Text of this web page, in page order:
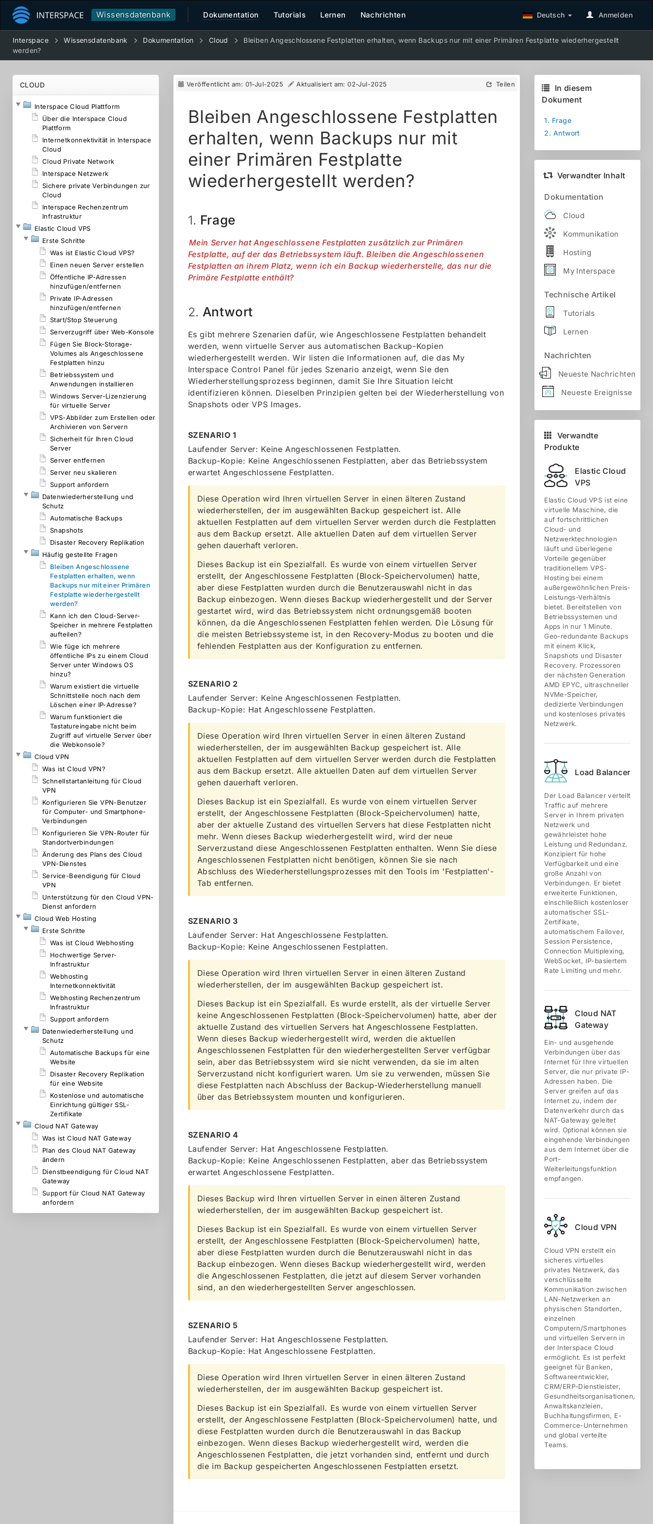
Wissensdatenbank Dokumentation Tutorials Lernen Nachrichten Deutsch Anmelden
Interspace Wissensdatenbank Dokumentation Cloud
Bleiben Angeschlossene Festplatten erhalten, wenn Backups nur mit einer Primären Festplatte wiederhergestellt
werden?
CLOUD
Interspace Cloud Plattform
Über die Interspace Cloud
Plattform
Internetkonnektivität in Interspace
Cloud
Cloud Private Network
Interspace Netzwerk
Sichere private Verbindungen zur
Cloud
Interspace Rechenzentrum
Infrastruktur
Elastic Cloud VPS
Erste Schritte
Was ist Elastic Cloud VPS?
Einen neuen Server erstellen
Öffentliche IP-Adressen
hinzufügen/entfernen
Private IP-Adressen
hinzufügen/entfernen
Start/Stop Steuerung
Serverzugriff über Web-Konsole
Fügen Sie Block-Storage-
Volumes als Angeschlossene
Festplatten hinzu
Betriebssystem und
Anwendungen installieren
Windows Server-Lizenzierung
für virtuelle Server
VPS-Abbilder zum Erstellen oder
Archivieren von Servern
Sicherheit für Ihren Cloud
Server
Server entfernen
Server neu skalieren
Support anfordern
Datenwiederherstellung und
Schutz
Automatische Backups
Snapshots
Disaster Recovery Replikation
Häufig gestellte Fragen
Bleiben Angeschlossene
Festplatten erhalten, wenn
Backups nur mit einer Primären
Festplatte wiederhergestellt
werden?
Kann ich den Cloud-Server-
Speicher in mehrere Festplatten
aufteilen?
Wie füge ich mehrere
öffentliche IPs zu einem Cloud
Server unter Windows OS
hinzu?
Warum existiert die virtuelle
Schnittstelle noch nach dem
Löschen einer IP-Adresse?
Warum funktioniert die
Tastatureingabe nicht beim
Zugriff auf virtuelle Server über
die Webkonsole?
Cloud VPN
Was ist Cloud VPN?
Schnellstartanleitung für Cloud
VPN
Konfigurieren Sie VPN-Benutzer
für Computer- und Smartphone-
Verbindungen
Konfigurieren Sie VPN-Router für
Standortverbindungen
Änderung des Plans des Cloud
VPN-Dienstes
Service-Beendigung für Cloud
VPN
Unterstützung für den Cloud VPN-
Dienst anfordern
Cloud Web Hosting
Erste Schritte
Was ist Cloud Webhosting
Hochwertige Server-
Infrastruktur
Webhosting
Internetkonnektivität
Webhosting Rechenzentrum
Infrastruktur
Support anfordern
Datenwiederherstellung und
Schutz
Automatische Backups für eine
Website
Disaster Recovery Replikation
für eine Website
Kostenlose und automatische
Einrichtung gültiger SSL-
Zertifikate
Cloud NAT Gateway
Was ist Cloud NAT Gateway
Plan des Cloud NAT Gateway
ändern
Dienstbeendigung für Cloud NAT
Gateway
Support für Cloud NAT Gateway
anfordern
Veröffentlicht am: 01-Jul-2025 Aktualisiert am:02-Jul-2025 Teilen
Bleiben Angeschlossene Festplatten
erhalten, wenn Backups nur mit
einer Primären Festplatte
wiederhergestellt werden?
1. Frage
Mein Server hat Angeschlossene Festplatten zusätzlich zur Primären
Festplatte, auf der das Betriebssystem läuft. Bleiben die Angeschlossenen
Festplatten an ihrem Platz, wenn ich ein Backup wiederherstelle, das nur die
Primäre Festplatte enthält?
2. Antwort
Es gibt mehrere Szenarien dafür, wie Angeschlossene Festplatten behandelt
werden, wenn virtuelle Server aus automatischen Backup-Kopien
wiederhergestellt werden. Wir listen die Informationen auf, die das My
Interspace Control Panel für jedes Szenario anzeigt, wenn Sie den
Wiederherstellungsprozess beginnen, damit Sie Ihre Situation leicht
identifizieren können. Dieselben Prinzipien gelten bei der Wiederherstellung von
Snapshots oder VPS Images.
SZENARIO 1
Laufender Server: Keine Angeschlossenen Festplatten.
Backup-Kopie: Keine Angeschlossenen Festplatten, aber das Betriebssystem
erwartet Angeschlossene Festplatten.
Diese Operation wird Ihren virtuellen Server in einen älteren Zustand
wiederherstellen, der im ausgewählten Backup gespeichert ist. Alle
aktuellen Festplatten auf dem virtuellen Server werden durch die Festplatten
aus dem Backup ersetzt. Alle aktuellen Daten auf dem virtuellen Server
gehen dauerhaft verloren.
Dieses Backup ist ein Spezialfall. Es wurde von einem virtuellen Server
erstellt, der Angeschlossene Festplatten (Block-Speichervolumen) hatte,
aber diese Festplatten wurden durch die Benutzerauswahl nicht in das
Backup einbezogen. Wenn dieses Backup wiederhergestellt und der Server
gestartet wird, wird das Betriebssystem nicht ordnungsgemäß booten
können, da die Angeschlossenen Festplatten fehlen werden. Die Lösung für
die meisten Betriebssysteme ist, in den Recovery-Modus zu booten und die
fehlenden Festplatten aus der Konfiguration zu entfernen.
SZENARIO 2
Laufender Server: Keine Angeschlossenen Festplatten.
Backup-Kopie: Hat Angeschlossene Festplatten.
Diese Operation wird Ihren virtuellen Server in einen älteren Zustand
wiederherstellen, der im ausgewählten Backup gespeichert ist. Alle
aktuellen Festplatten auf dem virtuellen Server werden durch die Festplatten
aus dem Backup ersetzt. Alle aktuellen Daten auf dem virtuellen Server
gehen dauerhaft verloren.
Dieses Backup ist ein Spezialfall. Es wurde von einem virtuellen Server
erstellt, der Angeschlossene Festplatten (Block-Speichervolumen) hatte,
aber der aktuelle Zustand des virtuellen Servers hat diese Festplatten nicht
mehr. Wenn dieses Backup wiederhergestellt wird, wird der neue
Serverzustand diese Angeschlossenen Festplatten enthalten. Wenn Sie diese
Angeschlossenen Festplatten nicht benötigen, können Sie sie nach
Abschluss des Wiederherstellungsprozesses mit den Tools im 'Festplatten'-
Tab entfernen.
SZENARIO 3
Laufender Server: Hat Angeschlossene Festplatten.
Backup-Kopie: Keine Angeschlossenen Festplatten.
Diese Operation wird Ihren virtuellen Server in einen älteren Zustand
wiederherstellen, der im ausgewählten Backup gespeichert ist.
Dieses Backup ist ein Spezialfall. Es wurde erstellt, als der virtuelle Server
keine Angeschlossenen Festplatten (Block-Speichervolumen) hatte, aber der
aktuelle Zustand des virtuellen Servers hat Angeschlossene Festplatten.
Wenn dieses Backup wiederhergestellt wird, werden die aktuellen
Angeschlossenen Festplatten für den wiederhergestellten Server verfügbar
sein, aber das Betriebssystem wird sie nicht verwenden, da sie im alten
Serverzustand nicht konfiguriert waren. Um sie zu verwenden, müssen Sie
diese Festplatten nach Abschluss der Backup-Wiederherstellung manuell
über das Betriebssystem mounten und konfigurieren.
SZENARIO 4
Laufender Server: Hat Angeschlossene Festplatten.
Backup-Kopie: Keine Angeschlossenen Festplatten, aber das Betriebssystem
erwartet Angeschlossene Festplatten.
Dieses Backup wird Ihren virtuellen Server in einen älteren Zustand
wiederherstellen, der im ausgewählten Backup gespeichert ist.
Dieses Backup ist ein Spezialfall. Es wurde von einem virtuellen Server
erstellt, der Angeschlossene Festplatten (Block-Speichervolumen) hatte,
aber diese Festplatten wurden durch die Benutzerauswahl nicht in das
Backup einbezogen. Wenn dieses Backup wiederhergestellt wird, werden
die Angeschlossenen Festplatten, die jetzt auf diesem Server vorhanden
sind, an den wiederhergestellten Server angeschlossen.
SZENARIO 5
Laufender Server: Hat Angeschlossene Festplatten.
Backup-Kopie: Hat Angeschlossene Festplatten.
Diese Operation wird Ihren virtuellen Server in einen älteren Zustand
wiederherstellen, der im ausgewählten Backup gespeichert ist.
Dieses Backup ist ein Spezialfall. Es wurde von einem virtuellen Server
erstellt, der Angeschlossene Festplatten (Block-Speichervolumen) hatte, und
diese Festplatten wurden durch die Benutzerauswahl in das Backup
einbezogen. Wenn dieses Backup wiederhergestellt wird, werden die
Angeschlossenen Festplatten, die jetzt vorhanden sind, entfernt und durch
die im Backup gespeicherten Angeschlossenen Festplatten ersetzt.
In diesem
Dokument
1. Frage
2. Antwort
Verwandter Inhalt
Dokumentation
Cloud
Kommunikation
Hosting
My Interspace
Technische Artikel
Tutorials
Lernen
Nachrichten
Neueste Nachrichten
Neueste Ereignisse
Verwandte
Produkte
Elastic Cloud
VPS
Elastic Cloud VPS ist eine
virtuelle Maschine, die
auf fortschrittlichen
Cloud- und
Netzwerktechnologien
läuft und überlegene
Vorteile gegenüber
traditionellem VPS-
Hosting bei einem
außergewöhnlichen Preis-
Leistungs-Verhältnis
bietet. Bereitstellen von
Betriebssystemen und
Apps in nur 1 Minute.
Geo-redundante Backups
mit einem Klick,
Snapshots und Disaster
Recovery. Prozessoren
der nächsten Generation
AMD EPYC, ultraschneller
NVMe-Speicher,
dedizierte Verbindungen
und kostenloses privates
Netzwerk.
Load Balancer
Der Load Balancer verteilt
Traffic auf mehrere
Server in Ihrem privaten
Netzwerk und
gewährleistet hohe
Leistung und Redundanz.
Konzipiert für hohe
Verfügbarkeit und eine
große Anzahl von
Verbindungen. Er bietet
erweiterte Funktionen,
einschließlich kostenloser
automatischer SSL-
Zertifikate,
automatischem Failover,
Session Persistence,
Connection Multiplexing,
WebSocket, IP-basiertem
Rate Limiting und mehr.
Cloud NAT
Gateway
Ein- und ausgehende
Verbindungen über das
Internet für Ihre virtuellen
Server, die nur private IP-
Adressen haben. Die
Server greifen auf das
Internet zu, indem der
Datenverkehr durch das
NAT-Gateway geleitet
wird. Optional können sie
eingehende Verbindungen
aus dem Internet über die
Port-
Weiterleitungsfunktion
empfangen.
Cloud VPN
Cloud VPN erstellt ein
sicheres virtuelles
privates Netzwerk, das
verschlüsselte
Kommunikation zwischen
LAN-Netzwerken an
physischen Standorten,
einzelnen
Computern/Smartphones
und virtuellen Servern in
der Interspace Cloud
ermöglicht. Es ist perfekt
geeignet für Banken,
Softwareentwickler,
CRM/ERP-Dienstleister,
Gesundheitsorganisationen,
Anwaltskanzleien,
Buchhaltungsfirmen, E-
Commerce-Unternehmen
und global verteilte
Teams.